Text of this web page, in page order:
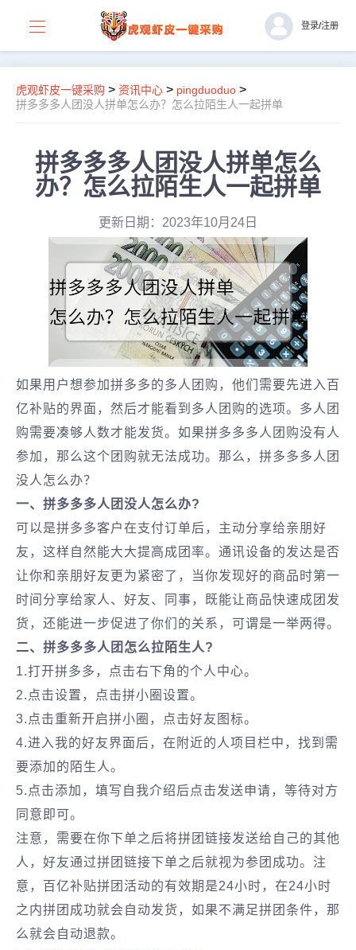
登录/注册
虎观虾皮一键采购 > 资讯中心 > pingduoduo >
拼多多多人团没人拼单怎么办？怎么拉陌生人一起拼单
拼多多多人团没人拼单怎么
办？怎么拉陌生人一起拼单
更新日期：2023年10月24日
如果用户想参加拼多多的多人团购，他们需要先进入百
亿补贴的界面，然后才能看到多人团购的选项。多人团
购需要凑够人数才能发货。如果拼多多多人团购没有人
参加，那么这个团购就无法成功。那么，拼多多多人团
没人怎么办？
一、拼多多多人团没人怎么办?
可以是拼多多客户在支付订单后，主动分享给亲朋好
友，这样自然能大大提高成团率。通讯设备的发达是否
让你和亲朋好友更为紧密了，当你发现好的商品时第一
时间分享给家人、好友、同事，既能让商品快速成团发
货，还能进一步促进了你们的关系，可谓是一举两得。
二、拼多多多人团怎么拉陌生人?
1.打开拼多多，点击右下角的个人中心。
2.点击设置，点击拼小圈设置。
3.点击重新开启拼小圈，点击好友图标。
4.进入我的好友界面后，在附近的人项目栏中，找到需
要添加的陌生人。
5.点击添加，填写自我介绍后点击发送申请，等待对方
同意即可。
注意，需要在你下单之后将拼团链接发送给自己的其他
人，好友通过拼团链接下单之后就视为参团成功。注
意，百亿补贴拼团活动的有效期是24小时，在24小时
之内拼团成功就会自动发货，如果不满足拼团条件，那
么就会自动退款。